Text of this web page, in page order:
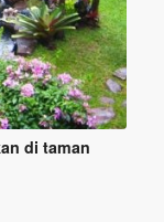
di taman